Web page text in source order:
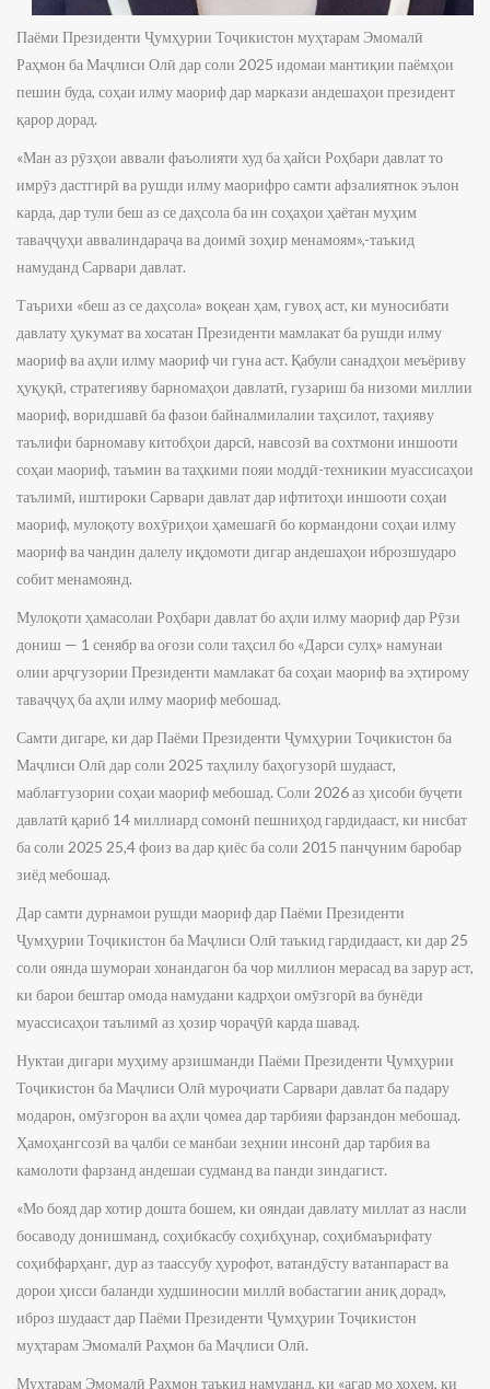
Паёми Президенти Ҷумҳурии Тоҷикистон муҳтарам Эмомалӣ
Раҳмон ба Маҷлиси Олӣ дар соли 2025 идомаи мантиқии паёмҳои
пешин буда, соҳаи илму маориф дар маркази андешаҳои президент
қарор дорад.
«Ман аз рӯзҳои аввали фаъолияти худ ба ҳайси Роҳбари давлат то
имрӯз дастгирӣ ва рушди илму маорифро самти афзалиятнок эълон
карда, дар тули беш аз се даҳсола ба ин соҳаҳои ҳаётан муҳим
таваҷҷуҳи аввалиндараҷа ва доимӣ зоҳир менамоям»,-таъкид
намуданд Сарвари давлат.
Таърихи «беш аз се даҳсола» воқеан ҳам, гувоҳ аст, ки муносибати
давлату ҳукумат ва хосатан Президенти мамлакат ба рушди илму
маориф ва аҳли илму маориф чи гуна аст. Қабули санадҳои меъёриву
ҳуқуқӣ, стратегияву барномаҳои давлатӣ, гузариш ба низоми миллии
маориф, воридшавӣ ба фазои байналмилалии таҳсилот, таҳияву
таълифи барномаву китобҳои дарсӣ, навсозӣ ва сохтмони иншооти
соҳаи маориф, таъмин ва таҳкими пояи моддӣ-техникии муассисаҳои
таълимӣ, иштироки Сарвари давлат дар ифтитоҳи иншооти соҳаи
маориф, мулоқоту вохӯриҳои ҳамешагӣ бо кормандони соҳаи илму
маориф ва чандин далелу иқдомоти дигар андешаҳои иброзшударо
собит менамоянд.
Мулоқоти ҳамасолаи Роҳбари давлат бо аҳли илму маориф дар Рӯзи
дониш — 1 сенябр ва оғози соли таҳсил бо «Дарси сулҳ» намунаи
олии арҷгузории Президенти мамлакат ба соҳаи маориф ва эҳтирому
таваҷҷуҳ ба аҳли илму маориф мебошад.
Самти дигаре, ки дар Паёми Президенти Ҷумҳурии Тоҷикистон ба
Маҷлиси Олӣ дар соли 2025 таҳлилу баҳогузорӣ шудааст,
маблағгузории соҳаи маориф мебошад. Соли 2026 аз ҳисоби буҷети
давлатӣ қариб 14 миллиард сомонӣ пешниҳод гардидааст, ки нисбат
ба соли 2025 25,4 фоиз ва дар қиёс ба соли 2015 панҷуним баробар
зиёд мебошад.
Дар самти дурнамои рушди маориф дар Паёми Президенти
Ҷумҳурии Тоҷикистон ба Маҷлиси Олӣ таъкид гардидааст, ки дар 25
соли оянда шумораи хонандагон ба чор миллион мерасад ва зарур аст,
ки барои бештар омода намудани кадрҳои омӯзгорӣ ва бунёди
муассисаҳои таълимӣ аз ҳозир чораҷӯӣ карда шавад.
Нуктаи дигари муҳиму арзишманди Паёми Президенти Ҷумҳурии
Тоҷикистон ба Маҷлиси Олӣ муроҷиати Сарвари давлат ба падару
модарон, омӯзгорон ва аҳли ҷомеа дар тарбияи фарзандон мебошад.
Ҳамоҳангсозӣ ва ҷалби се манбаи зеҳнии инсонӣ дар тарбия ва
камолоти фарзанд андешаи судманд ва панди зиндагист.
«Мо бояд дар хотир дошта бошем, ки ояндаи давлату миллат аз насли
босаводу донишманд, соҳибкасбу соҳибҳунар, соҳибмаърифату
соҳибфарҳанг, дур аз таассубу ҳурофот, ватандӯсту ватанпараст ва
дорои ҳисси баланди худшиносии миллӣ вобастагии аниқ дорад»,
иброз шудааст дар Паёми Президенти Ҷумҳурии Тоҷикистон
муҳтарам Эмомалӣ Раҳмон ба Маҷлиси Олӣ.
Муҳтарам Эмомалӣ Раҳмон таъкид намуданд, ки «агар мо хоҳем, ки